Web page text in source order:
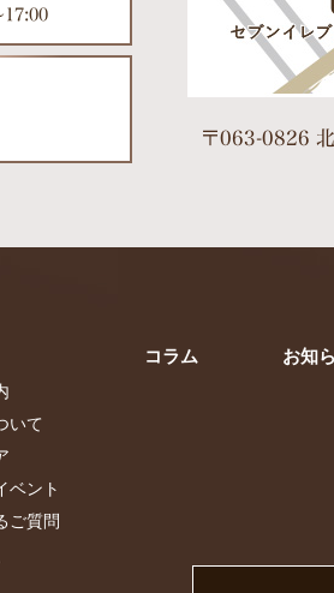
〒063-0826
いて
ベント
ご質問
コラム お知